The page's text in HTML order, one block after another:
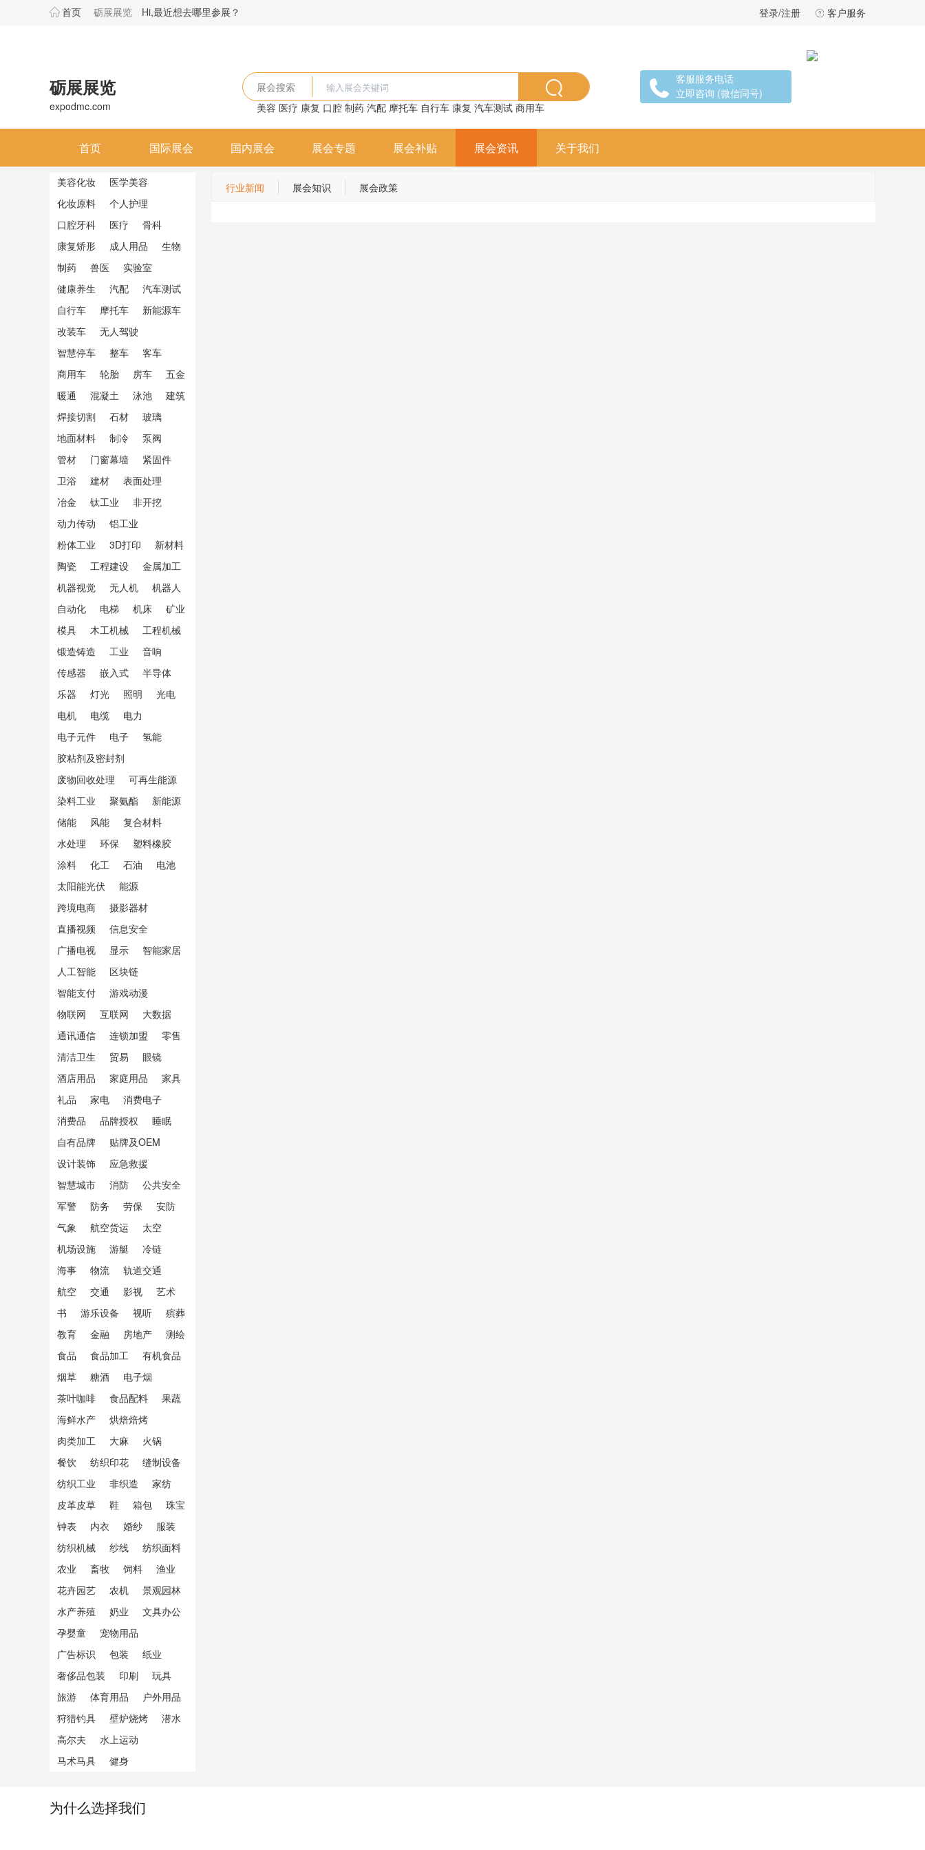
首页 砺展展览 Hi,最近想去哪里参展？ 登录/注册 客户服务
砺展展览
expodmc.com
展会搜索
美容 医疗 康复 口腔 制药 汽配 摩托车 自行车 康复 汽车测试 商用车
客服服务电话
立即咨询 (微信同号)
首页 国际展会 国内展会 展会专题 展会补贴 展会资讯 关于我们
美容化妆
医学美容
化妆原料
个人护理
口腔牙科
医疗
骨科
康复矫形
成人用品
生物
制药
兽医
实验室
健康养生
汽配
汽车测试
自行车
摩托车
新能源车
改装车
无人驾驶
智慧停车
整车
客车
商用车
轮胎 房车
五金
暖通
混凝土 泳池
建筑
焊接切割
石材
玻璃
地面材料
制冷
泵阀
管材
门窗幕墙
紧固件
卫浴
建材
表面处理
冶金
钛工业
非开挖
动力传动
铝工业
粉体工业
3D打印
新材料
陶瓷
工程建设
金属加工
机器视觉
无人机
机器人
自动化
电梯 机床
矿业
模具
木工机械
工程机械
锻造铸造
工业
音响
传感器
嵌入式
半导体
乐器
灯光 照明
光电
电机
电缆
电力
电子元件
电子
氢能
胶粘剂及密封剂
废物回收处理
可再生能源
染料工业
聚氨酯
新能源
储能
风能
复合材料
水处理
环保
塑料橡胶
涂料
化工 石油
电池
太阳能光伏
能源
跨境电商
摄影器材
直播视频
信息安全
广播电视
显示
智能家居
人工智能
区块链
智能支付
游戏动漫
物联网
互联网
大数据
通讯通信
连锁加盟
零售
清洁卫生
贸易
眼镜
酒店用品
家庭用品
家具
礼品
家电
消费电子
消费品
品牌授权
睡眠
自有品牌
贴牌及OEM
设计装饰
应急救援
智慧城市
消防
公共安全
军警
防务 劳保
安防
气象
航空货运
太空
机场设施
游艇
冷链
海事
物流
轨道交通
航空
交通 影视
艺术
书
游乐设备 视听
殡葬
教育
金融 房地产
测绘
食品
食品加工
有机食品
烟草
糖酒
电子烟
茶叶咖啡
食品配料
果蔬
海鲜水产
烘焙焙烤
肉类加工
大麻
火锅
餐饮
纺织印花
缝制设备
纺织工业
非织造
家纺
皮革皮草
鞋 箱包
珠宝
钟表
内衣 婚纱
服装
纺织机械
纱线
纺织面料
农业
畜牧 饲料
渔业
花卉园艺
农机
景观园林
水产养殖
奶业
文具办公
孕婴童
宠物用品
广告标识
包装
纸业
奢侈品包装
印刷
玩具
旅游
体育用品
户外用品
狩猎钓具
壁炉烧烤
潜水
高尔夫
水上运动
马术马具
健身
行业新闻 展会知识 展会政策
为什么选择我们